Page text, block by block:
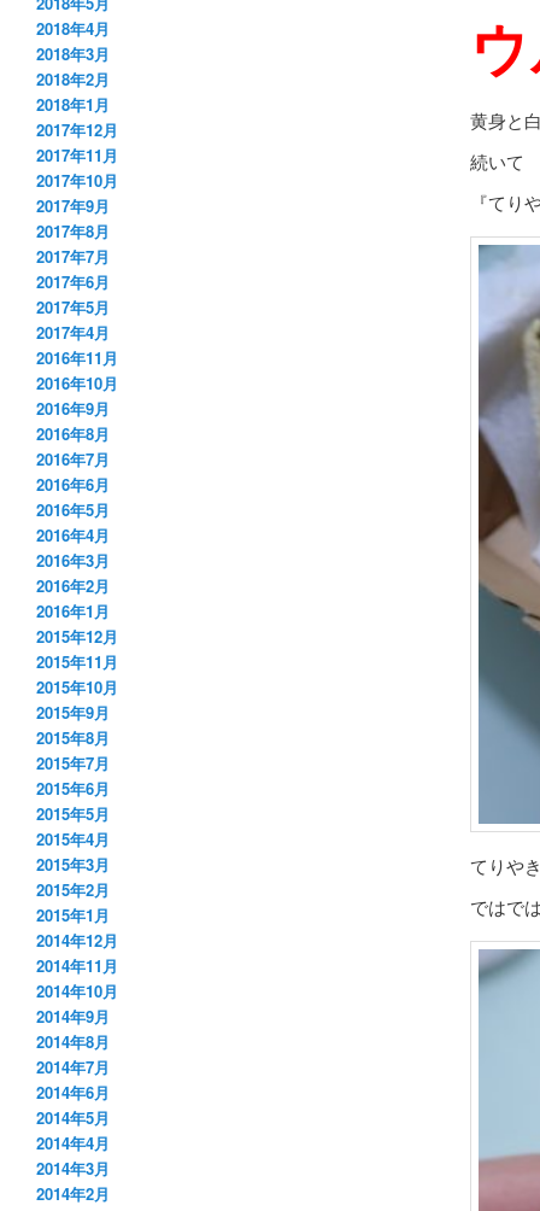
黄身と
続いて
『て
てりや
ではで
2018年4月
2018年3月
2018年2月
2018年1月
2017年12月
2017年11月
2017年10月
2017年9月
2017年8月
2017年7月
2017年6月
2017年5月
2017年4月
2016年11月
2016年10月
2016年9月
2016年8月
2016年7月
2016年6月
2016年5月
2016年4月
2016年3月
2016年2月
2016年1月
2015年12月
2015年11月
2015年10月
2015年9月
2015年8月
2015年7月
2015年6月
2015年5月
2015年4月
2015年3月
2015年2月
2015年1月
2014年12月
2014年11月
2014年10月
2014年9月
2014年8月
2014年7月
2014年6月
2014年5月
2014年4月
2014年3月
2014年2月